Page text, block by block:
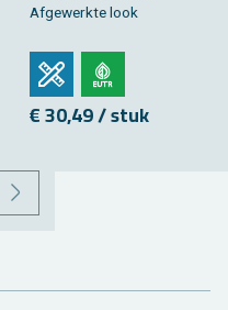
Af­ge­werk­te look
€ 30,49 / stuk
VOLGENDE